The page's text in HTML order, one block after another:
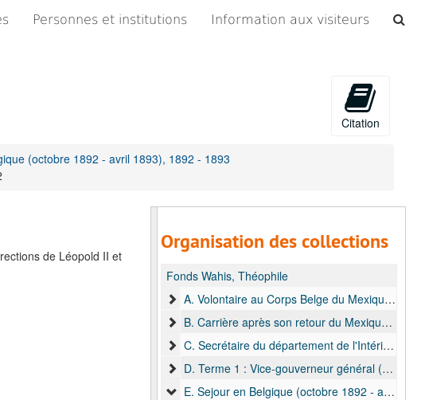
Personnes et institutions Information aux visiteurs
Citation
(octobre 1892 - avril 1893), 1892 - 1893
de Léopold II et
Organisation des collections
Fonds Wahis, Théophile
A. Volontaire au Corps Belge du Mexique (1864 - 1867) et la Société Royale Philanthropique des Anciens Frères d'Armes du Corps Belge de Mexique, 1864-1920
B. Carrière après son retour du Mexique (1867-1889), 1878-1887
C. Secrétaire du département de l'Intérieur de l'Etat Indépendant du Congo (1890) et adjoint à l'Etat-Major, 1890
D. Terme 1 : Vice-gouverneur général (mars 1891 - juillet 1892) et gouverneur général (juillet 1892 - octobre 1892), 1890-1892
E. Sejour en Belgique (octobre 1892 - avril 1893), 1892-1893